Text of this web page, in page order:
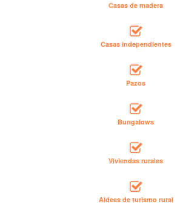
Casas de madera
Casas independientes
Pazos
Bungalows
Viviendas rurales
Aldeas de turismo rural